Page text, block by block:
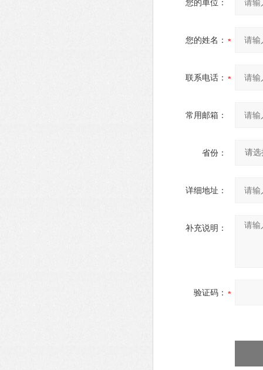
您的单位：
您的姓名：
联系电话：
常用邮箱：
省份：
详细地址：
补充说明：
验证码：